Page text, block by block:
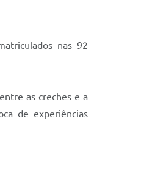
nas 92
as creches e a
de experiências